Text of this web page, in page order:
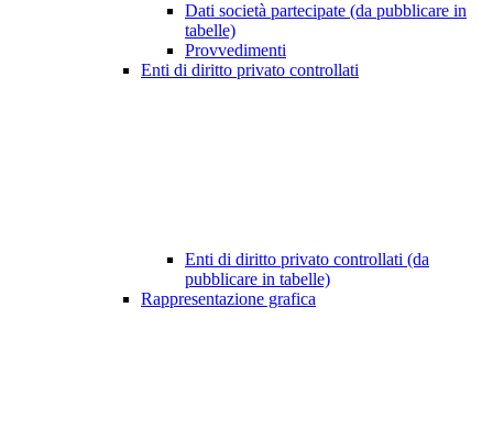
Dati società partecipate (da pubblicare in
tabelle)
Provvedimenti
Enti di diritto privato controllati
Enti di diritto privato controllati (da
pubblicare in tabelle)
Rappresentazione grafica